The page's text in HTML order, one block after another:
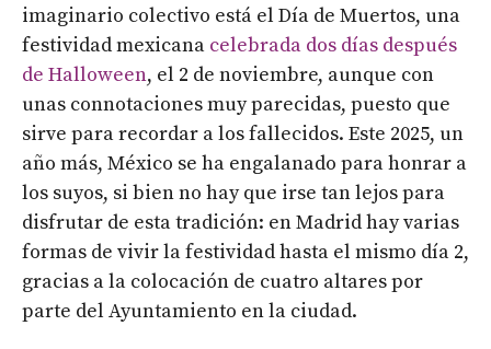
imaginario colectivo está el Día de Muertos, una
festividad mexicana celebrada dos días después
de Halloween, el 2 de noviembre, aunque con
unas connotaciones muy parecidas, puesto que
sirve para recordar a los fallecidos. Este 2025, un
año más, México se ha engalanado para honrar a
los suyos, si bien no hay que irse tan lejos para
disfrutar de esta tradición: en Madrid hay varias
formas de vivir la festividad hasta el mismo día 2,
gracias a la colocación de cuatro altares por
parte del Ayuntamiento en la ciudad.